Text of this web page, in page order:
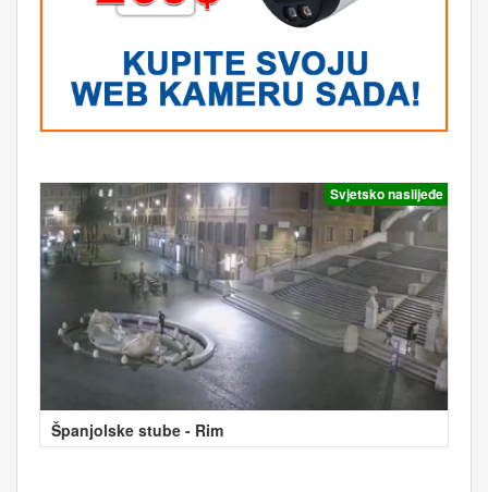
Svjetsko naslijeđe
Španjolske stube - Rim